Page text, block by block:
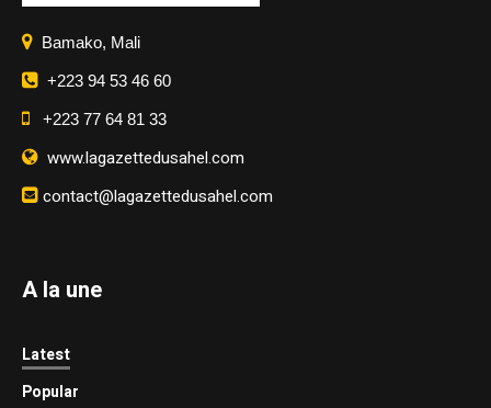
Bamako, Mali
+223 94 53 46 60
+223 77 64 81 33
www.lagazettedusahel.com
contact@lagazettedusahel.com
A la une
Latest
Popular